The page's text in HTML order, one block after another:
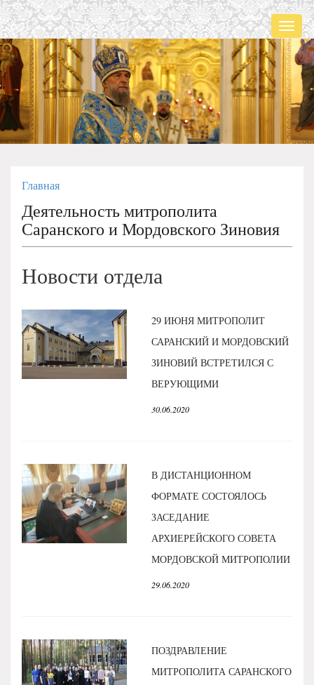
Главная
Деятельность митрополита
Саранского и Мордовского Зиновия
Новости отдела
29 ИЮНЯ МИТРОПОЛИТ
САРАНСКИЙ И МОРДОВСКИЙ
ЗИНОВИЙ ВСТРЕТИЛСЯ С
ВЕРУЮЩИМИ
30.06.2020
В ДИСТАНЦИОННОМ
ФОРМАТЕ СОСТОЯЛОСЬ
ЗАСЕДАНИЕ
АРХИЕРЕЙСКОГО СОВЕТА
МОРДОВСКОЙ МИТРОПОЛИИ
29.06.2020
ПОЗДРАВЛЕНИЕ
МИТРОПОЛИТА САРАНСКОГО